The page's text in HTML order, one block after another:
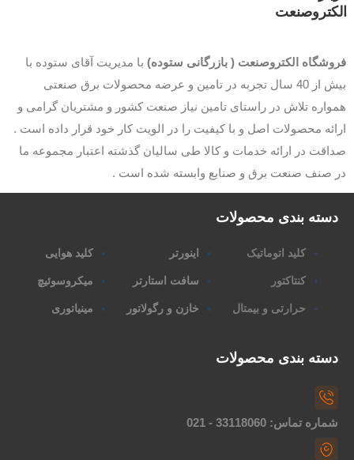
الکتروصنعت ( بازرگانی ستوده)با مدیریت آقای ستوده با
بیش از 40 سال تجربه در تامین و عرضه محصولات برق صنعتی
تلاش در راستای تامین نیاز صنعت کشور و مشتریان گرامی و
محصولات اصل و با کیفیت را در الویت کار خود قرار داده است .
در ارائه خدمات و کالا طی سالیان گذشته اعتبار مجموعه ما
صنف صنعت برق و صنایع وابسته شده است .
بندی محصولات
کلید اتوماتیک
کنتاکتور
حرارتی و بیمتال
اینورتر
سافت استارتر
خازن و رگولاتور
کلید هوایی
میکروسوئیچ
مینیاتوری
بندی محصولات
تماس: 33118060 - 021